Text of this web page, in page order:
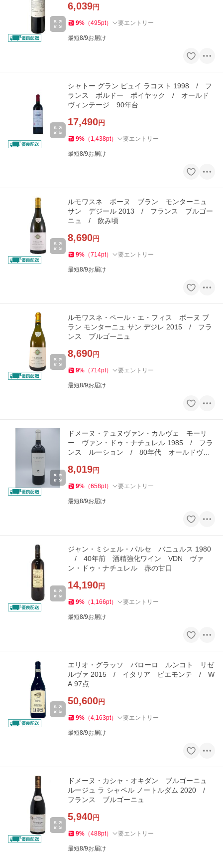
6,039円
9% （495pt） 要エントリー
最短8/9お届け
シャトー グラン ピュイ ラコスト 1998 / フ
ランス ボルドー ポイヤック / オールド
ヴィンテージ 90年台
17,490円
9% （ 1,438pt） 要エントリー
最短8/9お届け
ルモワスネ ボーヌ ブラン モンターニュ
サン デジール 2013 / フランス ブルゴー
ニュ / 飲み頃
8,690円
9% （714pt） 要エントリー
最短8/9お届け
ルモワスネ・ペール・エ・フィス ボーヌ ブ
ラン モンターニュ サン デジレ 2015 / フラ
ンス ブルゴーニュ
8,690円
9% （714pt） 要エントリー
最短8/9お届け
ドメーヌ・テュヌヴァン・カルヴェ モーリ
ー ヴァン・ドゥ・ナチュレル 1985 / フラ
ンス ルーション / 80年代 オールドヴィ
8,019円
9% （658pt） 要エントリー
最短8/9お届け
ジャン・ミシェル・パルセ バニュルス 1980
/ 40年前 酒精強化ワイン VDN ヴァ
ン・ドゥ・ナチュレル 赤の甘口
14,190円
9% （ 1,166pt） 要エントリー
最短8/9お届け
エリオ・グラッソ バローロ ルンコト リゼ
ルヴァ 2015 / イタリア ピエモンテ / W
A.97点
50,600円
9% （4,163pt） 要エントリー
最短8/9お届け
ドメーヌ・カシャ・オキダン ブルゴーニュ
ルージュ ラ シャペル ノートルダム 2020 /
フランス ブルゴーニュ
5,940円
9% （488pt） 要エントリー
最短8/9お届け